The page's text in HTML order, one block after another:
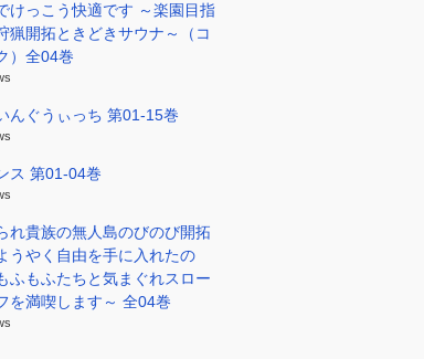
けっこう快適です ～楽園目指
猟開拓ときどきサウナ～（コ
）全04巻
んぐうぃっち 第01-15巻
ス 第01-04巻
れ貴族の無人島のびのび開拓
うやく自由を手に入れたの
ふもふたちと気まぐれスロー
を満喫します～ 全04巻